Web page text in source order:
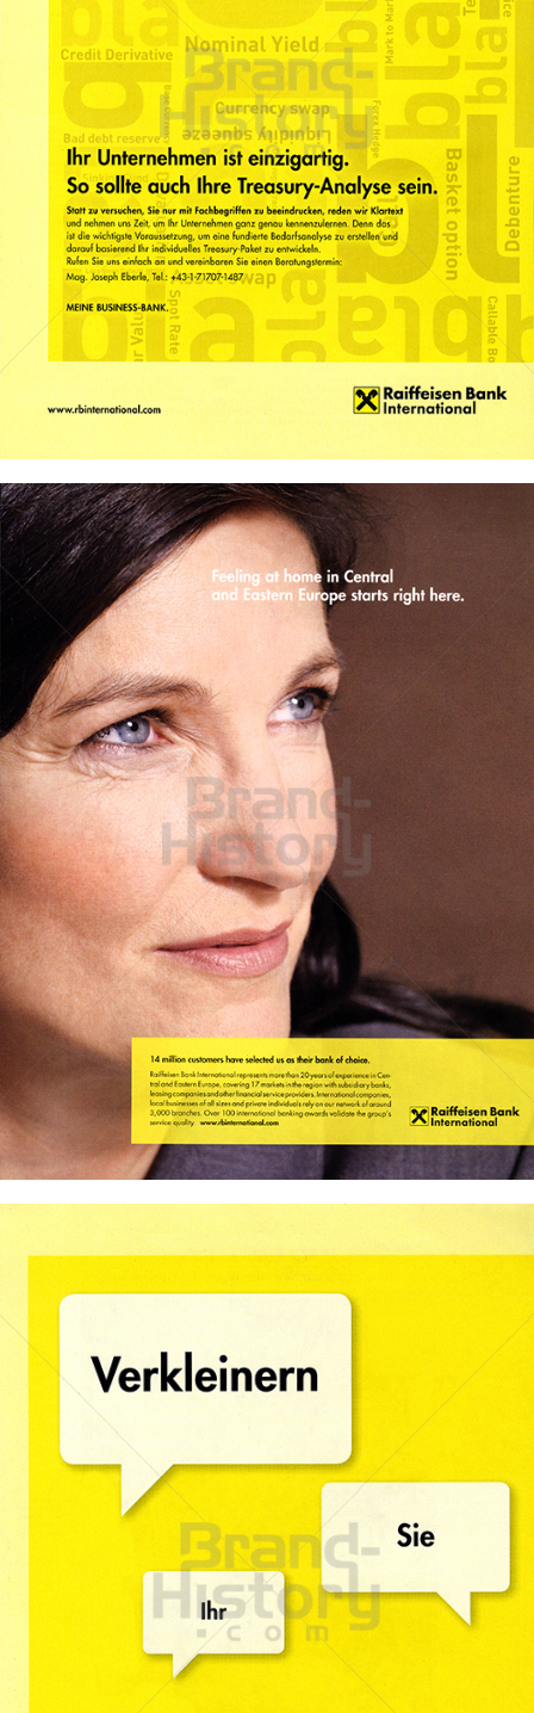
Raiffeisen Bank International
Raiffeisen Bankengruppe Österreich
2013
Raiffeisen Bank International
Raiffeisen Bankengruppe Österreich
Bild-ID: 68092
Raiffeisen Bank International
Raiffeisen Bankengruppe Österreich